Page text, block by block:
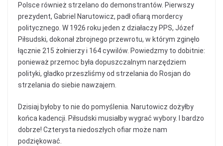
Polsce również strzelano do demonstrantów. Pierwszy
prezydent, Gabriel Narutowicz, padł ofiarą mordercy
politycznego. W 1926 roku jeden z działaczy PPS, Józef
Piłsudski, dokonał zbrojnego przewrotu, w którym zginęło
łącznie 215 żołnierzy i 164 cywilów. Powiedzmy to dobitnie:
ponieważ przemoc była dopuszczalnym narzędziem
polityki, gładko przeszliśmy od strzelania do Rosjan do
strzelania do siebie nawzajem.
Dzisiaj byłoby to nie do pomyślenia. Narutowicz dożyłby
końca kadencji. Piłsudski musiałby wygrać wybory. I bardzo
dobrze! Czterysta niedoszłych ofiar może nam
podziękować.